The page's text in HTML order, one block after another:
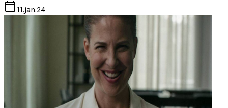
11.jan.24